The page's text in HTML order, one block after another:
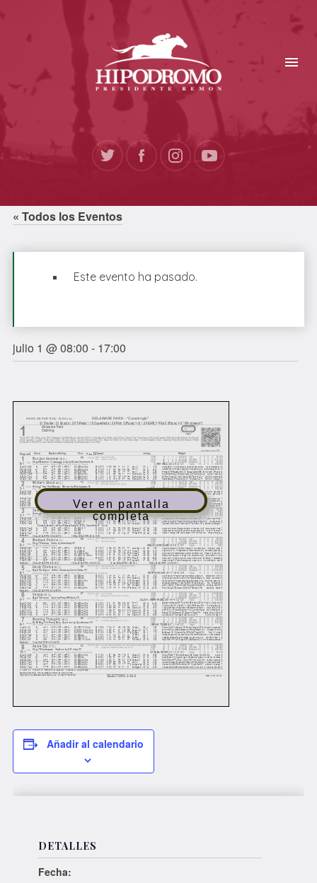
« Todos los Eventos
Este evento ha pasado.
julio 1 @ 08:00 - 17:00
Ver en pantalla
completa
Añadir al calendario
DETALLES
Fecha: